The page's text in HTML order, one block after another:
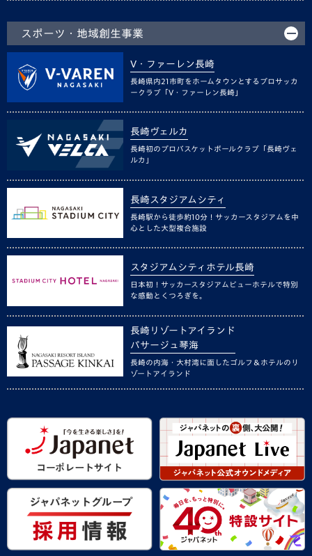
スポーツ・地域創生事業
V・ファーレン長崎
長崎県内21市町をホームタウンとするプロサッカ
ークラブ「V・ファーレン長崎」
長崎ヴェルカ
長崎初のプロバスケットボールクラブ「長崎ヴェ
ルカ」
長崎スタジアムシティ
長崎駅から徒歩約10分！サッカースタジアムを中
心とした大型複合施設
スタジアムシティホテル長崎
日本初！サッカースタジアムビューホテルで特別
な感動とくつろぎを。
長崎リゾートアイランド
パサージュ琴海
長崎の内海・大村湾に面したゴルフ＆ホテルのリ
ゾートアイランド